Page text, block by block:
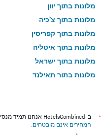
מלונות בתוך יוון
מלונות בתוך צ'כיה
מלונות בתוך קפריסין
מלונות בתוך איטליה
מלונות בתוך ישראל
מלונות בתוך תאילנד
*
ב-HotelsCombined אנחנו תמיד מנסים לקבל ולהציג תמחור מדויק, עם זאת,
המחירים אינם מובטחים.